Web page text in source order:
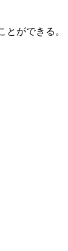
ができる。